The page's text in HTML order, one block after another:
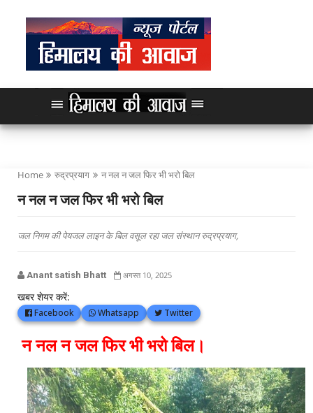
Home रुद्रप्रयाग न नल न जल फिर भी भरो बिल
न नल न जल फिर भी भरो बिल
जल निगम की पेयजल लाइन के बिल वसूल रहा जल संस्थान रुद्रप्रयाग,
Anant satish Bhatt अगस्त 10, 2025
खबर शेयर करें:
Facebook Whatsapp Twitter
न नल न जल फिर भी भरो बिल।